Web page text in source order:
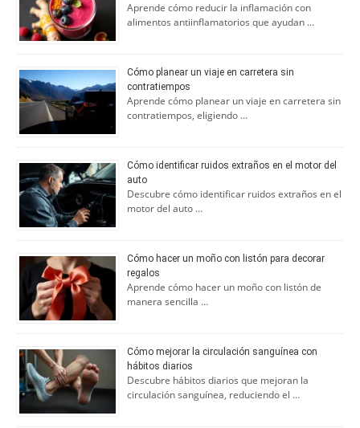
Aprende cómo reducir la inflamación con
alimentos antiinflamatorios que ayudan …
Cómo planear un viaje en carretera sin
contratiempos
Aprende cómo planear un viaje en carretera sin
contratiempos, eligiendo …
Cómo identificar ruidos extraños en el motor del
auto
Descubre cómo identificar ruidos extraños en el
motor del auto …
Cómo hacer un moño con listón para decorar
regalos
Aprende cómo hacer un moño con listón de
manera sencilla …
Cómo mejorar la circulación sanguínea con
hábitos diarios
Descubre hábitos diarios que mejoran la
circulación sanguínea, reduciendo el …